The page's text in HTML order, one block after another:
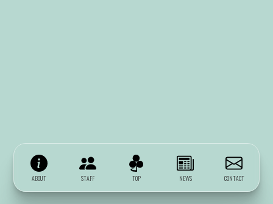
ABOUT STAFF TOP NEWS CONTACT